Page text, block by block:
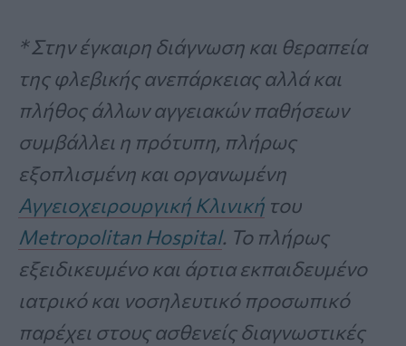
* Στην έγκαιρη διάγνωση και θεραπεία
της φλεβικής ανεπάρκειας αλλά και
πλήθος άλλων αγγειακών παθήσεων
συμβάλλει η πρότυπη, πλήρως
εξοπλισμένη και οργανωμένη
Αγγειοχειρουργική Κλινική του
Metropolitan Hospital. Το πλήρως
εξειδικευμένο και άρτια εκπαιδευμένο
ιατρικό και νοσηλευτικό προσωπικό
παρέχει στους ασθενείς διαγνωστικές